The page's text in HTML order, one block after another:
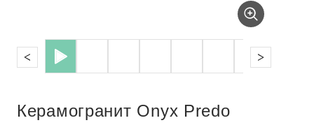
Керамогранит Onyx Predo